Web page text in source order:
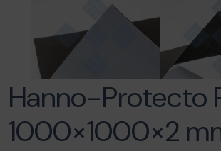
Hanno-Protecto
1000×1000×2